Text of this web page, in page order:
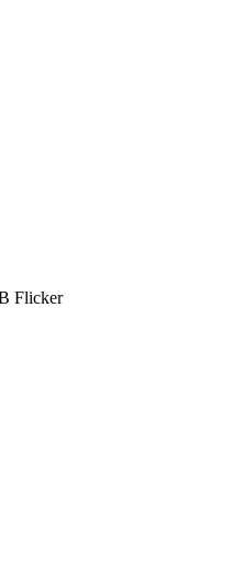
Flicker